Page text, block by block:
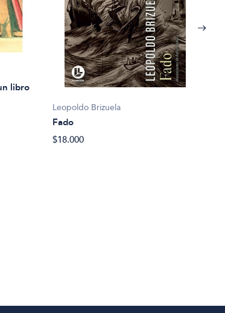
libro
Leopoldo Brizuela
Fado
$18.000